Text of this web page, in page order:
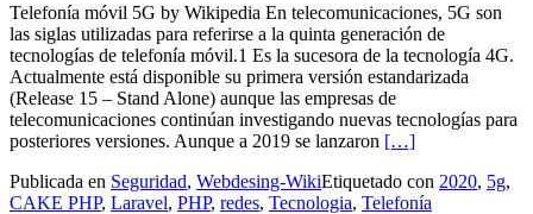
Telefonía móvil 5G by Wikipedia En telecomunicaciones, 5G son
las siglas utilizadas para referirse a la quinta generación de
tecnologías de telefonía móvil.1​ Es la sucesora de la tecnología 4G.
Actualmente está disponible su primera versión estandarizada
(Release 15 – Stand Alone) aunque las empresas de
telecomunicaciones continúan investigando nuevas tecnologías para
posteriores versiones. Aunque a 2019 se lanzaron Leer
[…]
Publicada en Seguridad, Webdesing-WikiEtiquetado con 2020, 5g,
CAKE PHP, Laravel, PHP, redes, Tecnologia, Telefonía